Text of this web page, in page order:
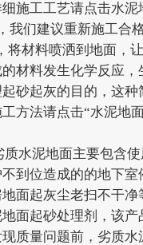
施工工艺请点击水
我们建议重新施工合
材料喷洒到地面，
材料发生化学反应
砂起灰的目的，这
方法请点击“水泥地
水泥地面主要包含
到位造成的的地下
面起灰尘老扫不干
面起砂处理剂，该
质量问题前，劣质